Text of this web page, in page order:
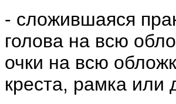
- сложившаяся
голова на всю
очки на всю
креста, рамка или